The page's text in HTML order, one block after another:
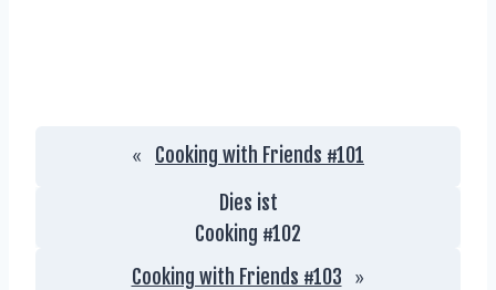
«
Cooking with Friends #101
Dies ist
Cooking #102
Cooking with Friends #103
»